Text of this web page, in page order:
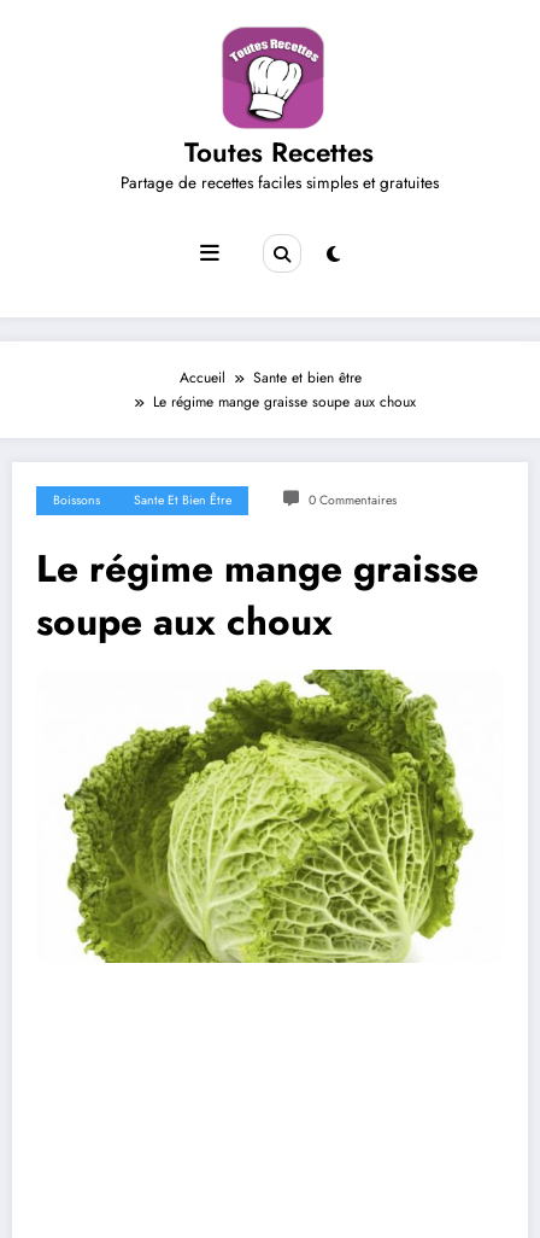
Toutes Recettes
Partage de recettes faciles simples et gratuites
Accueil
Sante et bien être
Le régime mange graisse soupe aux choux
Boissons Sante Et Bien Être 0 Commentaires
Le régime mange graisse
soupe aux choux